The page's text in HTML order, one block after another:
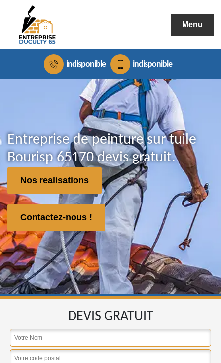
Menu
indisponible indisponible
Entreprise de peinture sur tuile
Bourisp 65170 devis gratuit.
Nos realisations
Contactez-nous !
DEVIS GRATUIT